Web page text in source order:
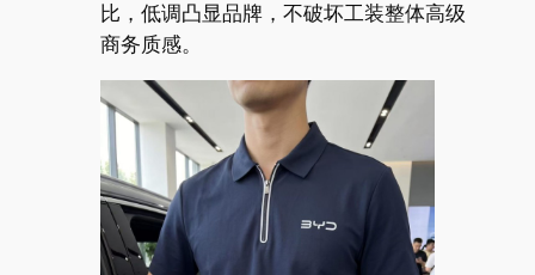
比，低调凸显品牌，不破坏工装整体高级
商务质感。